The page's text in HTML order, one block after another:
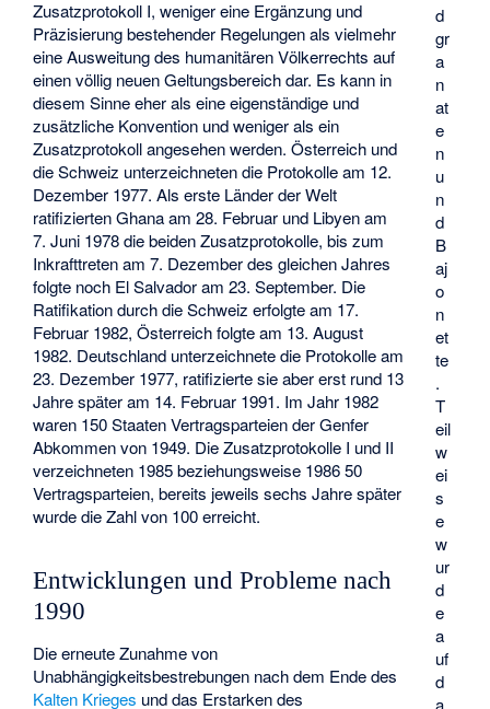
d
gr
a
n
at
e
n
u
n
d
B
aj
o
n
et
te
.
T
eil
w
ei
s
e
w
ur
d
e
a
uf
d
a
Zusatzprotokoll I, weniger eine Ergänzung und
Präzisierung bestehender Regelungen als vielmehr
eine Ausweitung des humanitären Völkerrechts auf
einen völlig neuen Geltungsbereich dar. Es kann in
diesem Sinne eher als eine eigenständige und
zusätzliche Konvention und weniger als ein
Zusatzprotokoll angesehen werden. Österreich und
die Schweiz unterzeichneten die Protokolle am 12.
Dezember 1977. Als erste Länder der Welt
ratifizierten Ghana am 28. Februar und Libyen am
7. Juni 1978 die beiden Zusatzprotokolle, bis zum
Inkrafttreten am 7. Dezember des gleichen Jahres
folgte noch El Salvador am 23. September. Die
Ratifikation durch die Schweiz erfolgte am 17.
Februar 1982, Österreich folgte am 13. August
1982. Deutschland unterzeichnete die Protokolle am
23. Dezember 1977, ratifizierte sie aber erst rund 13
Jahre später am 14. Februar 1991. Im Jahr 1982
waren 150 Staaten Vertragsparteien der Genfer
Abkommen von 1949. Die Zusatzprotokolle I und II
verzeichneten 1985 beziehungsweise 1986 50
Vertragsparteien, bereits jeweils sechs Jahre später
wurde die Zahl von 100 erreicht.
Entwicklungen und Probleme nach
1990
Die erneute Zunahme von
Unabhängigkeitsbestrebungen nach dem Ende des
Kalten Krieges und das Erstarken des